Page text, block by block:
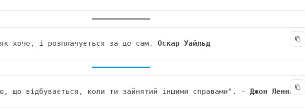
хоче, і розплачується за це сам. Оскар Уайльд
що відбувається, коли ти зайнятий іншими справами". - Джон Леннон